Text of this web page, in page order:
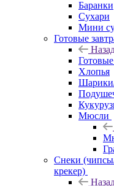
Баранки
Сухари
Мини
Готовые
Готовые
Хлопья
Шарики/
Мюсли
Снеки
крекер)